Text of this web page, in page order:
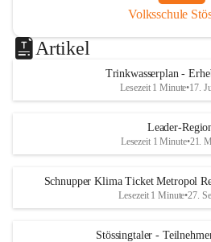
Volksschule
Artikel
Trinkwasserplan -
Lesezeit 1 Minute•17.
Leader-
Lesezeit 1 Minute•21.
Schnupper Klima Ticket Metropol
Lesezeit 1 Minute•27.
Stössingtaler -